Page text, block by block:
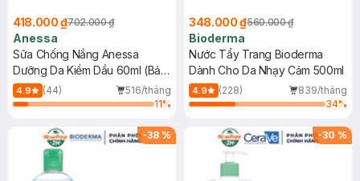
418.000 ₫702.000 ₫
Anessa
Sữa Chống Nắng Anessa
Dưỡng Da Kiềm Dầu 60ml (Bản
Mới)
4.9 (44)
516/tháng
11%
348.000 ₫560.000 ₫
Bioderma
Nước Tẩy Trang Bioderma
Dành Cho Da Nhạy Cảm 500ml
4.9 (228)
839/tháng
34%
-38 % -30 %